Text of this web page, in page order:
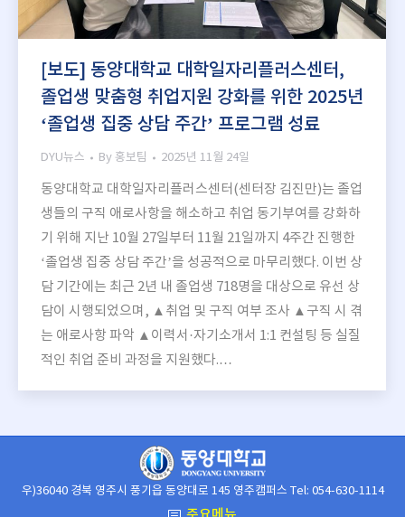
[보도] 동양대학교 대학일자리플러스센터,
졸업생 맞춤형 취업지원 강화를 위한 2025년
‘졸업생 집중 상담 주간’ 프로그램 성료
DYU뉴스 By 홍보팀 2025년 11월 24일
동양대학교 대학일자리플러스센터(센터장 김진만)는 졸업
생들의 구직 애로사항을 해소하고 취업 동기부여를 강화하
기 위해 지난 10월 27일부터 11월 21일까지 4주간 진행한
‘졸업생 집중 상담 주간’을 성공적으로 마무리했다. 이번 상
담 기간에는 최근 2년 내 졸업생 718명을 대상으로 유선 상
담이 시행되었으며, ▲취업 및 구직 여부 조사 ▲구직 시 겪
는 애로사항 파악 ▲이력서·자기소개서 1:1 컨설팅 등 실질
적인 취업 준비 과정을 지원했다.…
우)36040 경북 영주시 풍기읍 동양대로 145 영주캠퍼스 Tel: 054-630-1114